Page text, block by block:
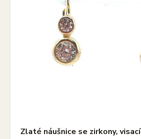
Zlaté náušnice se zirkony, visací